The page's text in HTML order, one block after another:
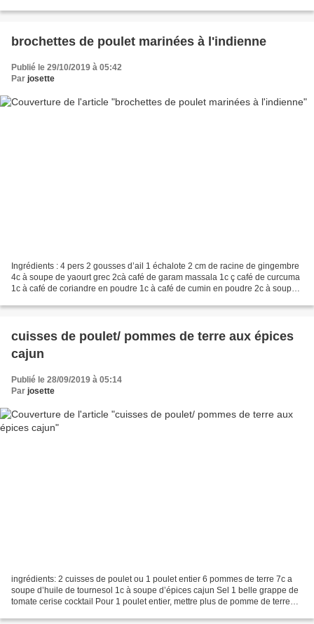
brochettes de poulet marinées à l'indienne
Publié le 29/10/2019 à 05:42
Par josette
Ingrédients : 4 pers 2 gousses d’ail 1 échalote 2 cm de racine de gingembre
4c à soupe de yaourt grec 2cà café de garam massala 1c ç café de curcuma
1c à café de coriandre en poudre 1c à café de cumin en poudre 2c à soupe
cuisses de poulet/ pommes de terre aux épices
cajun
Publié le 28/09/2019 à 05:14
Par josette
ingrédients: 2 cuisses de poulet ou 1 poulet entier 6 pommes de terre 7c a
soupe d’huile de tournesol 1c à soupe d’épices cajun Sel 1 belle grappe de
tomate cerise cocktail Pour 1 poulet entier, mettre plus de pomme de terre